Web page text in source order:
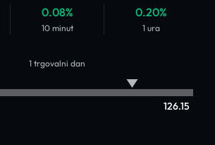
0.08%
10 minut
0.20%
1 ura
1 trgovalni dan
126.15